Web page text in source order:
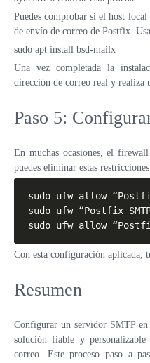
Puedes comprobar si el host local
de envío de correo de Postfix.
sudo apt install bsd-mailx
Una vez completada la
dirección de correo real y realiza
Paso 5:
En muchas ocasiones, el
puedes eliminar estas
sudo ufw allow
sudo ufw “Postfix
sudo ufw allow
Con esta configuración aplicada,
Resumen
Configurar un servidor SMTP
solución fiable y
correo. Este proceso paso a